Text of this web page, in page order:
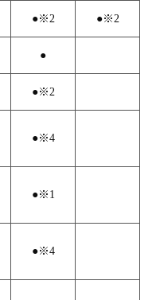
●※2 ●※2
●
●※2
●※4
●※1
●※4